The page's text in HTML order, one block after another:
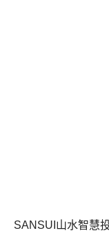
SANSUI山水智慧